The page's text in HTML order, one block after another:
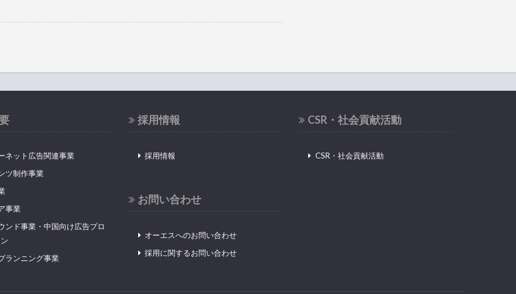
ネット広告関連事業
ツ制作事業
事業
ンド事業・中国向け広告プロ
ランニング事業
採用情報
採用情報
CSR・社会貢献活動
CSR・社会貢献活動
お問い合わせ
オーエスへのお問い合わせ
採用に関するお問い合わせ